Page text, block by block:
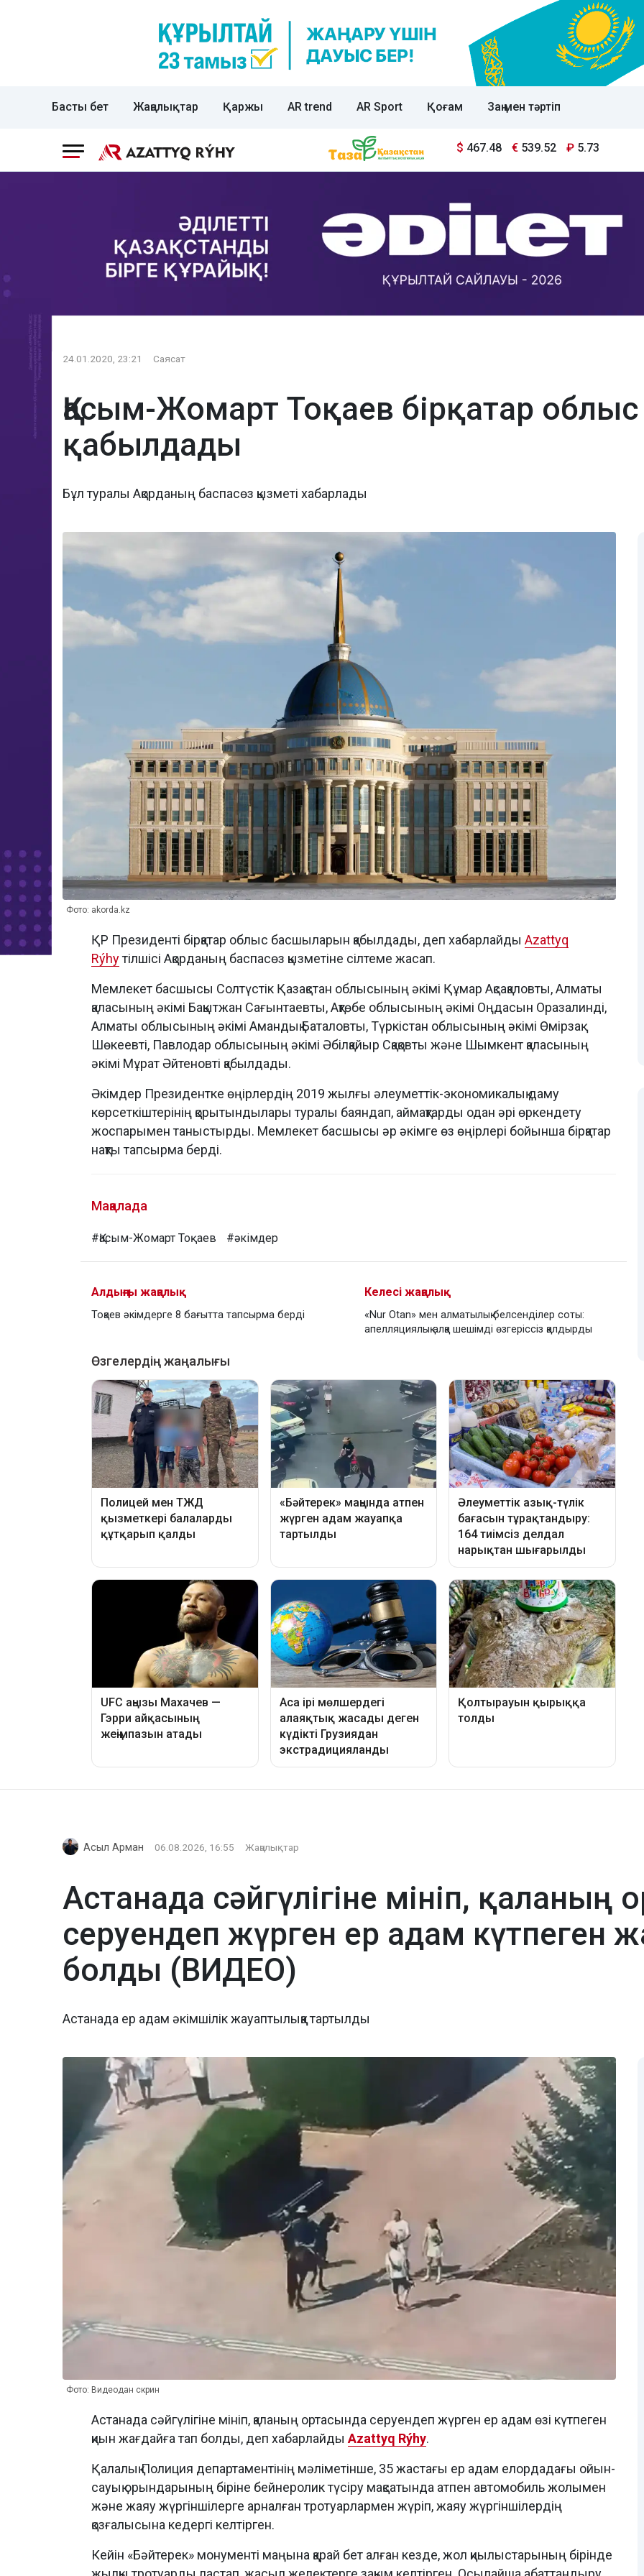
Басты бет Жаңалықтар Қаржы AR trend AR Sport Қоғам Заң мен тәртіп
$ 467.48 € 539.52 ₽ 5.73
24.01.2020, 23:21 Саясат
Қасым-Жомарт Тоқаев бірқатар облыс
қабылдады
Бұл туралы Ақорданың баспасөз қызметі хабарлады
Фото: akorda.kz
ҚР Президенті бірқатар облыс басшыларын қабылдады, деп хабарлайды Azattyq
Rýhyтілшісі Ақорданың баспасөз қызметіне сілтеме жасап.
Мемлекет басшысы Солтүстік Қазақстан облысының әкімі Құмар Ақсақаловты, Алматы
қаласының әкімі Бақытжан Сағынтаевты, Ақтөбе облысының әкімі Оңдасын Оразалинді,
Алматы облысының әкімі Амандық Баталовты, Түркістан облысының әкімі Өмірзақ
Шөкеевті, Павлодар облысының әкімі Әбілқайыр Сқақовты және Шымкент қаласының
әкімі Мұрат Әйтеновті қабылдады.
Әкімдер Президентке өңірлердің 2019 жылғы әлеуметтік-экономикалық даму
көрсеткіштерінің қорытындылары туралы баяндап, аймақтарды одан әрі өркендету
жоспарымен таныстырды. Мемлекет басшысы әр әкімге өз өңірлері бойынша бірқатар
нақты тапсырма берді.
Мақалада
#Қасым-Жомарт Тоқаев #әкімдер
Алдыңғы жаңалық
Тоқаев әкімдерге 8 бағытта тапсырма берді
Келесі жаңалық
«Nur Otan» мен алматылық белсенділер соты:
апелляциялық алқа шешімді өзгеріссіз қалдырды
Асыл Арман 06.08.2026, 16:55 Жаңалықтар
Астанада сәйгүлігіне мініп, қаланың
серуендеп жүрген ер адам күтпеген
болды (ВИДЕО)
Астанада ер адам әкімшілік жауаптылыққа тартылды
Фото: Видеодан скрин
Астанада сәйгүлігіне мініп, қаланың ортасында серуендеп жүрген ер адам өзі күтпеген
қиын жағдайға тап болды, деп хабарлайдыAzattyq Rýhy.
Қалалық Полиция департаментінің мәліметінше, 35 жастағы ер адам елордадағы ойын-
сауық орындарының біріне бейнеролик түсіру мақсатында атпен автомобиль жолымен
және жаяу жүргіншілерге арналған тротуарлармен жүріп, жаяу жүргіншілердің
қозғалысына кедергі келтірген.
Кейін «Бәйтерек» монументі маңына қарай бет алған кезде, жол қиылыстарының бірінде